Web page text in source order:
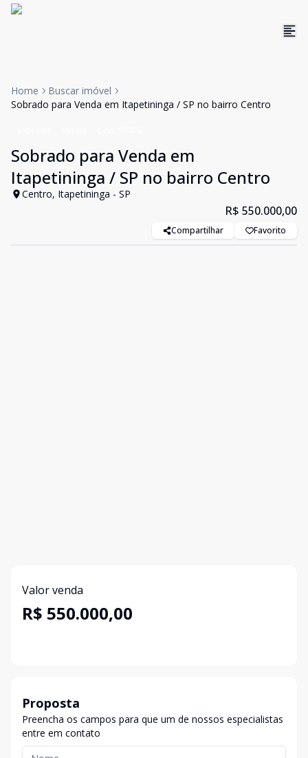
Home
Buscar imóvel
Sobrado para Venda em Itapetininga / SP no bairro Centro
Sobrado para Venda em
Itapetininga / SP no bairro Centro
Centro, Itapetininga - SP
R$ 550.000,00
Compartilhar Favorito
Valor venda
R$ 550.000,00
Proposta
Preencha os campos para que um de nossos especialistas
entre em contato